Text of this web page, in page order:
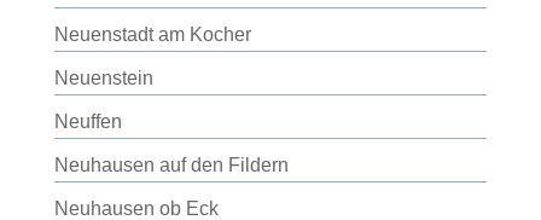
Neuenstadt am Kocher
Neuenstein
Neuffen
Neuhausen auf den Fildern
Neuhausen ob Eck